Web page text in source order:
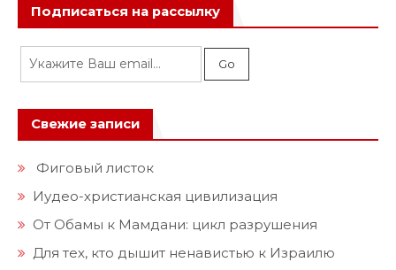
Подписаться на рассылку
Свежие записи
Фиговый листок
Иудео-христианская цивилизация
От Обамы к Мамдани: цикл разрушения
Для тех, кто дышит ненавистью к Израилю